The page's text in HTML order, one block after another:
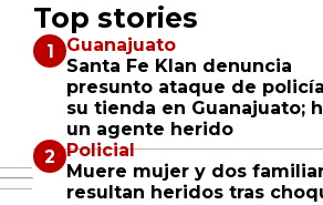
Top stories
Guanajuato
Santa Fe Klan denuncia
presunto ataque de
su tienda en Guanajuato;
un agente herido
Policial
Muere mujer y dos
resultan heridos tras